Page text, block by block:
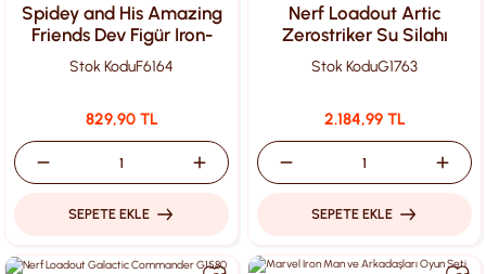
Spidey and His Amazing
Friends Dev Figür Iron-
Man
Stok KoduF6164
829,90 TL
SEPETE EKLE
Nerf Loadout Artic
Zerostriker Su Silahı
G1763
Stok KoduG1763
2.184,99 TL
SEPETE EKLE